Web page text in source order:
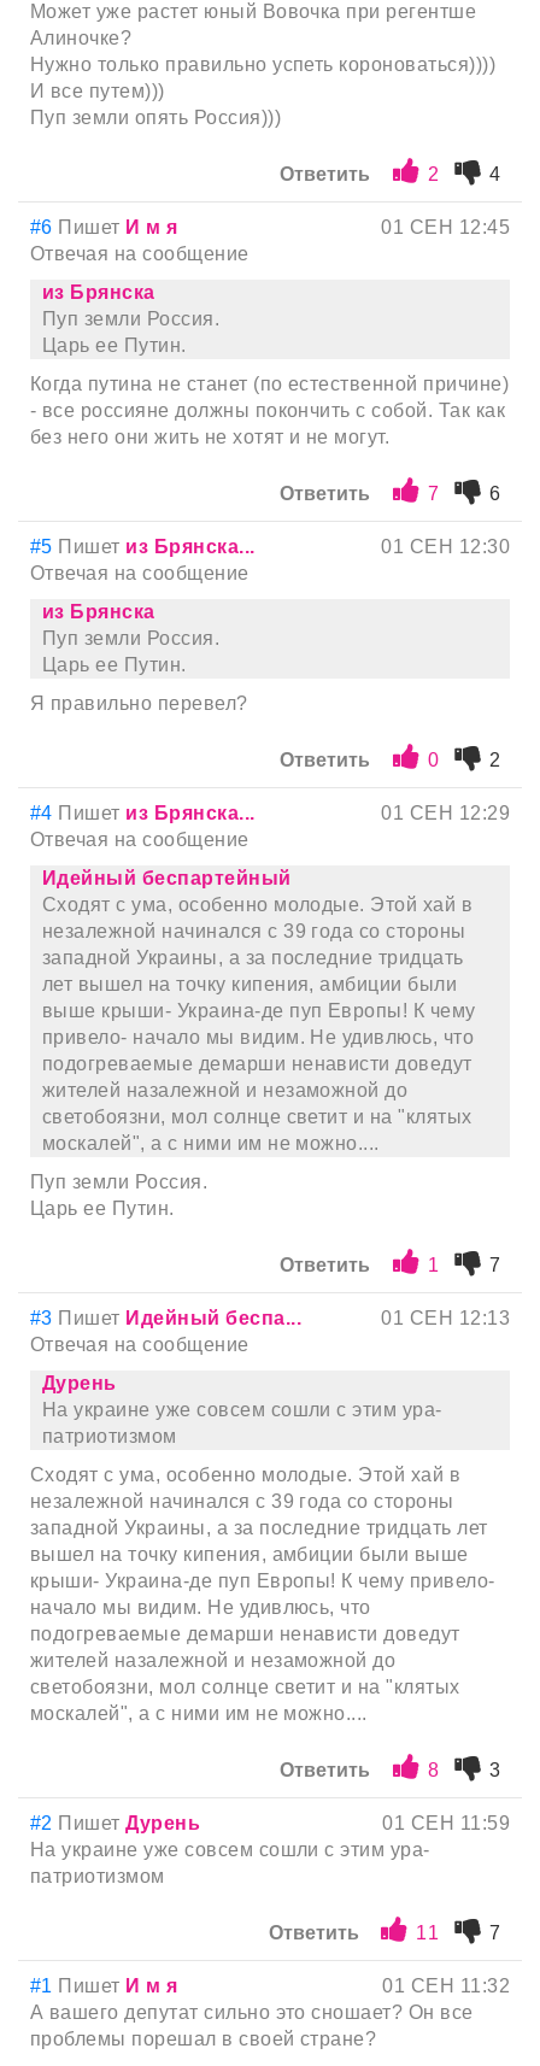
Может уже растет юный Вовочка при регентше
Алиночке?
Нужно только правильно успеть короноваться))))
И все путем)))
Пуп земли опять Россия)))
Ответить 2 4
#6 Пишет И м я
01 СЕН 12:45
Отвечая на сообщение
из Брянска
Пуп земли Россия.
Царь ее Путин.
Когда путина не станет (по естественной причине)
- все россияне должны покончить с собой. Так как
без него они жить не хотят и не могут.
Ответить 7 6
#5 Пишет из Брянска...
01 СЕН 12:30
Отвечая на сообщение
из Брянска
Пуп земли Россия.
Царь ее Путин.
Я правильно перевел?
Ответить 0 2
#4 Пишет из Брянска...
01 СЕН 12:29
Отвечая на сообщение
Идейный беспартейный
Сходят с ума, особенно молодые. Этой хай в
незалежной начинался с 39 года со стороны
западной Украины, а за последние тридцать
лет вышел на точку кипения, амбиции были
выше крыши- Украина-де пуп Европы! К чему
привело- начало мы видим. Не удивлюсь, что
подогреваемые демарши ненависти доведут
жителей назалежной и незаможной до
светобоязни, мол солнце светит и на "клятых
москалей", а с ними им не можно....
Пуп земли Россия.
Царь ее Путин.
Ответить 1 7
#3 Пишет Идейный беспа...
01 СЕН 12:13
Отвечая на сообщение
Дурень
На украине уже совсем сошли с этим ура-
патриотизмом
Сходят с ума, особенно молодые. Этой хай в
незалежной начинался с 39 года со стороны
западной Украины, а за последние тридцать лет
вышел на точку кипения, амбиции были выше
крыши- Украина-де пуп Европы! К чему привело-
начало мы видим. Не удивлюсь, что
подогреваемые демарши ненависти доведут
жителей назалежной и незаможной до
светобоязни, мол солнце светит и на "клятых
москалей", а с ними им не можно....
Ответить 8 3
#2 ПишетДурень
01 СЕН 11:59
На украине уже совсем сошли с этим ура-
патриотизмом
Ответить 11 7
#1 Пишет И м я
01 СЕН 11:32
А вашего депутат сильно это сношает? Он все
проблемы порешал в своей стране?